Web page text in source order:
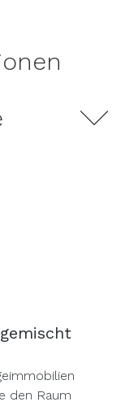
den Raum